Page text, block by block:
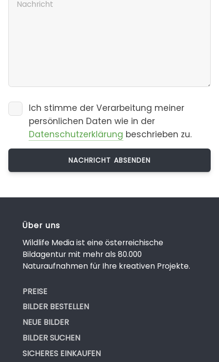
Ich stimme der Verarbeitung meiner
persönlichen Daten wie in der
Datenschutzerklärung beschrieben zu.
Über uns
Wildlife Media ist eine österreichische
Bildagentur mit mehr als 80.000
Naturaufnahmen für Ihre kreativen Projekte.
PREISE
BILDER BESTELLEN
NEUE BILDER
BILDER SUCHEN
SICHERES EINKAUFEN